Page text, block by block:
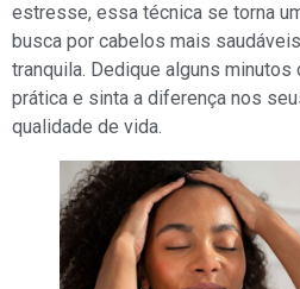
estresse, essa técnica se torna
busca por cabelos mais
tranquila. Dedique alguns
prática e sinta a diferença nos
qualidade de vida.